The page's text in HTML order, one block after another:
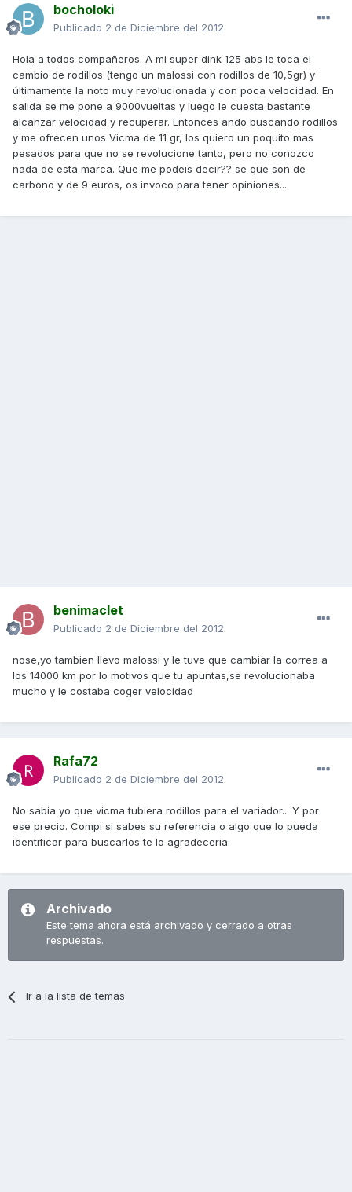
bocholoki
Publicado 2 de Diciembre del 2012
Hola a todos compañeros. A mi super dink 125 abs le toca el
cambio de rodillos (tengo un malossi con rodillos de 10,5gr) y
últimamente la noto muy revolucionada y con poca velocidad. En
salida se me pone a 9000vueltas y luego le cuesta bastante
alcanzar velocidad y recuperar. Entonces ando buscando rodillos
y me ofrecen unos Vicma de 11 gr, los quiero un poquito mas
pesados para que no se revolucione tanto, pero no conozco
nada de esta marca. Que me podeis decir?? se que son de
carbono y de 9 euros, os invoco para tener opiniones...
benimaclet
Publicado 2 de Diciembre del 2012
nose,yo tambien llevo malossi y le tuve que cambiar la correa a
los 14000 km por lo motivos que tu apuntas,se revolucionaba
mucho y le costaba coger velocidad
Rafa72
Publicado 2 de Diciembre del 2012
No sabia yo que vicma tubiera rodillos para el variador... Y por
ese precio. Compi si sabes su referencia o algo que lo pueda
identificar para buscarlos te lo agradeceria.
Archivado
Este tema ahora está archivado y cerrado a otras
respuestas.
Ir a la lista de temas